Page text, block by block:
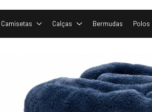
Camisetas Calças Bermudas Polos